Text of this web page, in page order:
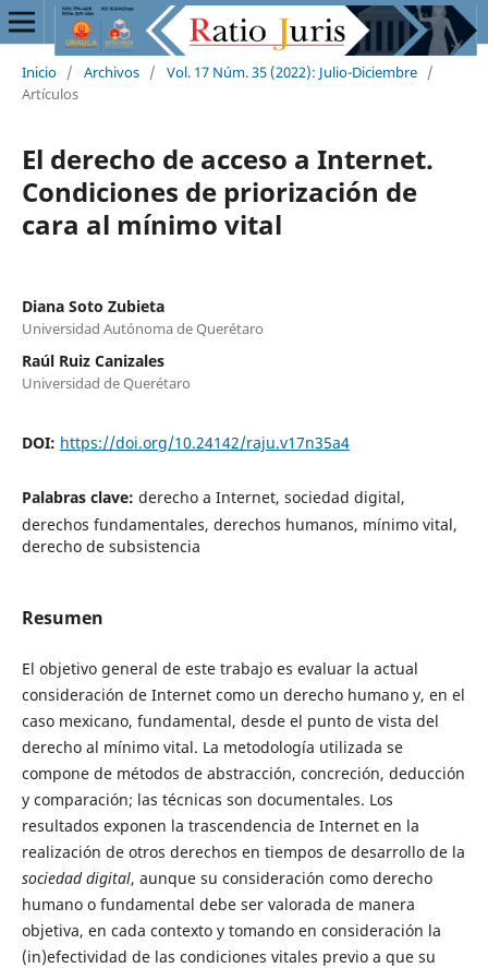
Inicio / Archivos / Vol. 17 Núm. 35 (2022): Julio-Diciembre /
Artículos
El derecho de acceso a Internet.
Condiciones de priorización de
cara al mínimo vital
Diana Soto Zubieta
Universidad Autónoma de Querétaro
Raúl Ruiz Canizales
Universidad de Querétaro
DOI: https://doi.org/10.24142/raju.v17n35a4
Palabras clave: derecho a Internet, sociedad digital,
derechos fundamentales, derechos humanos, mínimo vital,
derecho de subsistencia
Resumen
El objetivo general de este trabajo es evaluar la actual
consideración de Internet como un derecho humano y, en el
caso mexicano, fundamental, desde el punto de vista del
derecho al mínimo vital. La metodología utilizada se
compone de métodos de abstracción, concreción, deducción
y comparación; las técnicas son documentales. Los
resultados exponen la trascendencia de Internet en la
realización de otros derechos en tiempos de desarrollo de la
sociedad digital, aunque su consideración como derecho
humano o fundamental debe ser valorada de manera
objetiva, en cada contexto y tomando en consideración la
(in)efectividad de las condiciones vitales previo a que su